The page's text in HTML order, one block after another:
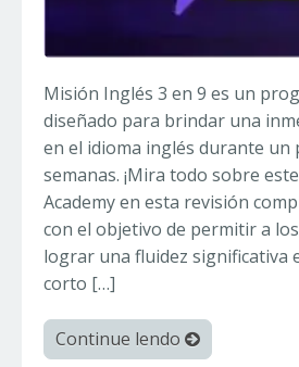
Misión Inglés 3 en 9 es un
diseñado para brindar una
en el idioma inglés durante un
semanas. ¡Mira todo sobre
Academy en esta revisión
con el objetivo de permitir a
lograr una fluidez significativa
corto […]
Continue lendo